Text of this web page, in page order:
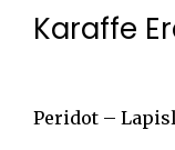
Karaffe
Peridot –